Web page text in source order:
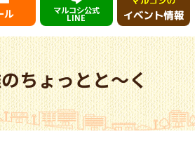
ル マルコシ公式
LINE
ちょっとと～く